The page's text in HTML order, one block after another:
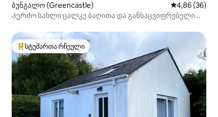
ბუნგალო (Greencastle) საშუალო
4,86 (36)
Კერძო სახლი ცალკე ბაღითა და განსაცვიფრებელი
სტუმართა რჩეული მოწინავე ვარიანტი
სტუმართა რჩეული